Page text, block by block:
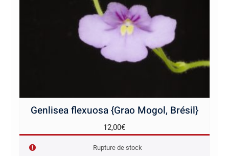
Genlisea flexuosa {Grao Mogol, Brésil}
12,00€
Rupture de stock